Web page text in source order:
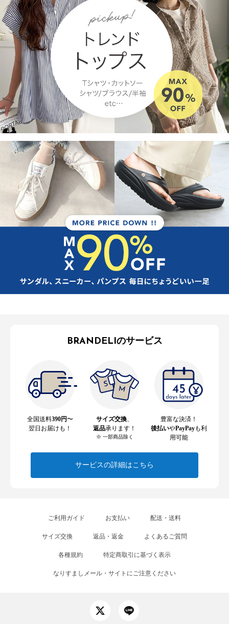
BRANDELIのサービス
全国送料390円〜
翌日お届けも！
サイズ交換
返品承ります！
※ 一部商品除く
豊富な決済！
後払いやPayPayも利
用可能
サービスの詳細はこちら
ご利用ガイド お支払い 配送・送料
サイズ交換 返品・返金 よくあるご質問
各種規約 特定商取引に基づく表示
なりすましメール・サイトにご注意ください